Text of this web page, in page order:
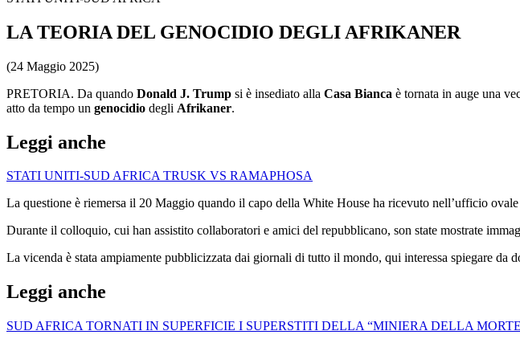
LA TEORIA DEL GENOCIDIO DEGLI AFRIKANER
(24 Maggio 2025)
PRETORIA. Da quando Donald J. Trump si è insediato alla Casa Bianca è tornata in auge una
atto da tempo un genocidio degli Afrikaner.
Leggi anche
STATI UNITI-SUD AFRICA TRUSK VS RAMAPHOSA
La questione è riemersa il 20 Maggio quando il capo della White House ha ricevuto nell’ufficio
Durante il colloquio, cui han assistito collaboratori e amici del repubblicano, son state mostrate
La vicenda è stata ampiamente pubblicizzata dai giornali di tutto il mondo, qui interessa spiegare da
Leggi anche
SUD AFRICA TORNATI IN SUPERFICIE I SUPERSTITI DELLA “MINIERA DELLA